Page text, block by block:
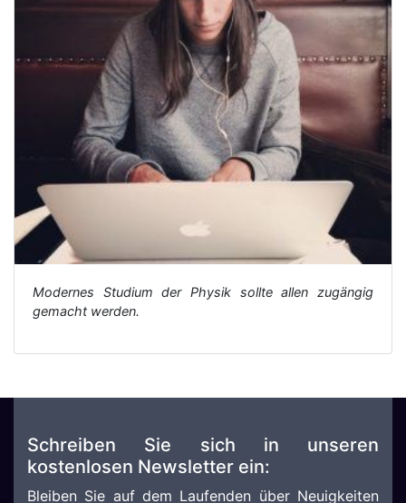
Modernes Studium der Physik sollte allen zugängig
gemacht werden.
Schreiben Sie sich in unseren
kostenlosen Newsletter ein:
Bleiben Sie auf dem Laufenden über Neuigkeiten